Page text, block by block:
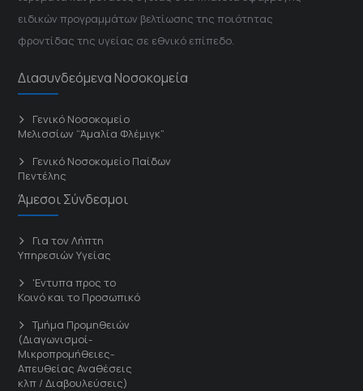
ειδικών προγραμμάτων βελτίωσης της ποιότητας
φροντίδας της υγείας σε εθνικό επίπεδο.
Διασυνδεόμενα Νοσοκομεία
Γενικό Νοσοκομείο
Μελισσίων “Άμαλία Φλέμιγκ”
Γενικό Νοσοκομείο Παίδων
Πεντέλης
Άμεσοι Σύνδεσμοι
Για τον Λήπτη
Υπηρεσιών Υγείας
'Εντυπα προς το
Κοινό και το Προσωπικό
Τμήμα Προμηθειών
(Διαγωνισμοί-
Μικροπρομήθειες-
Απευθείας Αναθέσεις
κλπ / Διαβουλεύσεις)